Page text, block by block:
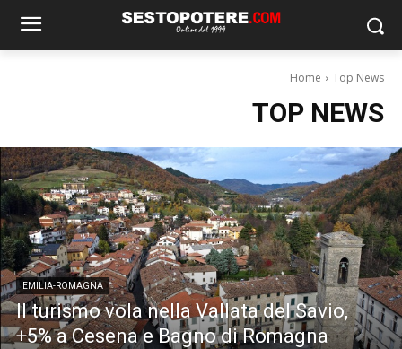
Home Top News
TOP NEWS
EMILIA-ROMAGNA
Il turismo vola nella Vallata del Savio,
+5% a Cesena e Bagno di Romagna